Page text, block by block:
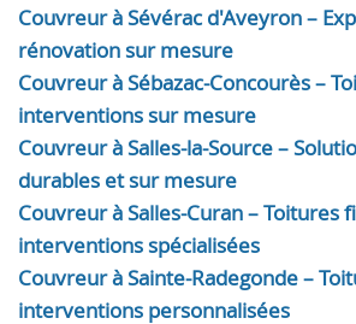
Couvreur à Sévérac d'Aveyron –
rénovation sur mesure
Couvreur à Sébazac-Concourès –
interventions sur mesure
Couvreur à Salles-la-Source –
durables et sur mesure
Couvreur à Salles-Curan – Toitures
interventions spécialisées
Couvreur à Sainte-Radegonde –
interventions personnalisées